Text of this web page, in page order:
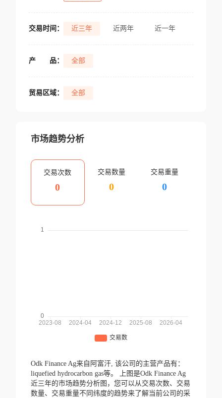
交易时间： 近三年 近两年 近一年
产 品： 全部
贸易区域： 全部
市场趋势分析
交易次数
0
交易数量
0
交易重量
0
Odk Finance Ag来自阿富汗, 该公司的主营产品有：
liquefied hydrocarbon gas等。
上图是Odk Finance Ag
近三年的市场趋势分析图，您可以从交易次数、交易
数量、交易重量不同纬度的趋势来了解当前公司的采